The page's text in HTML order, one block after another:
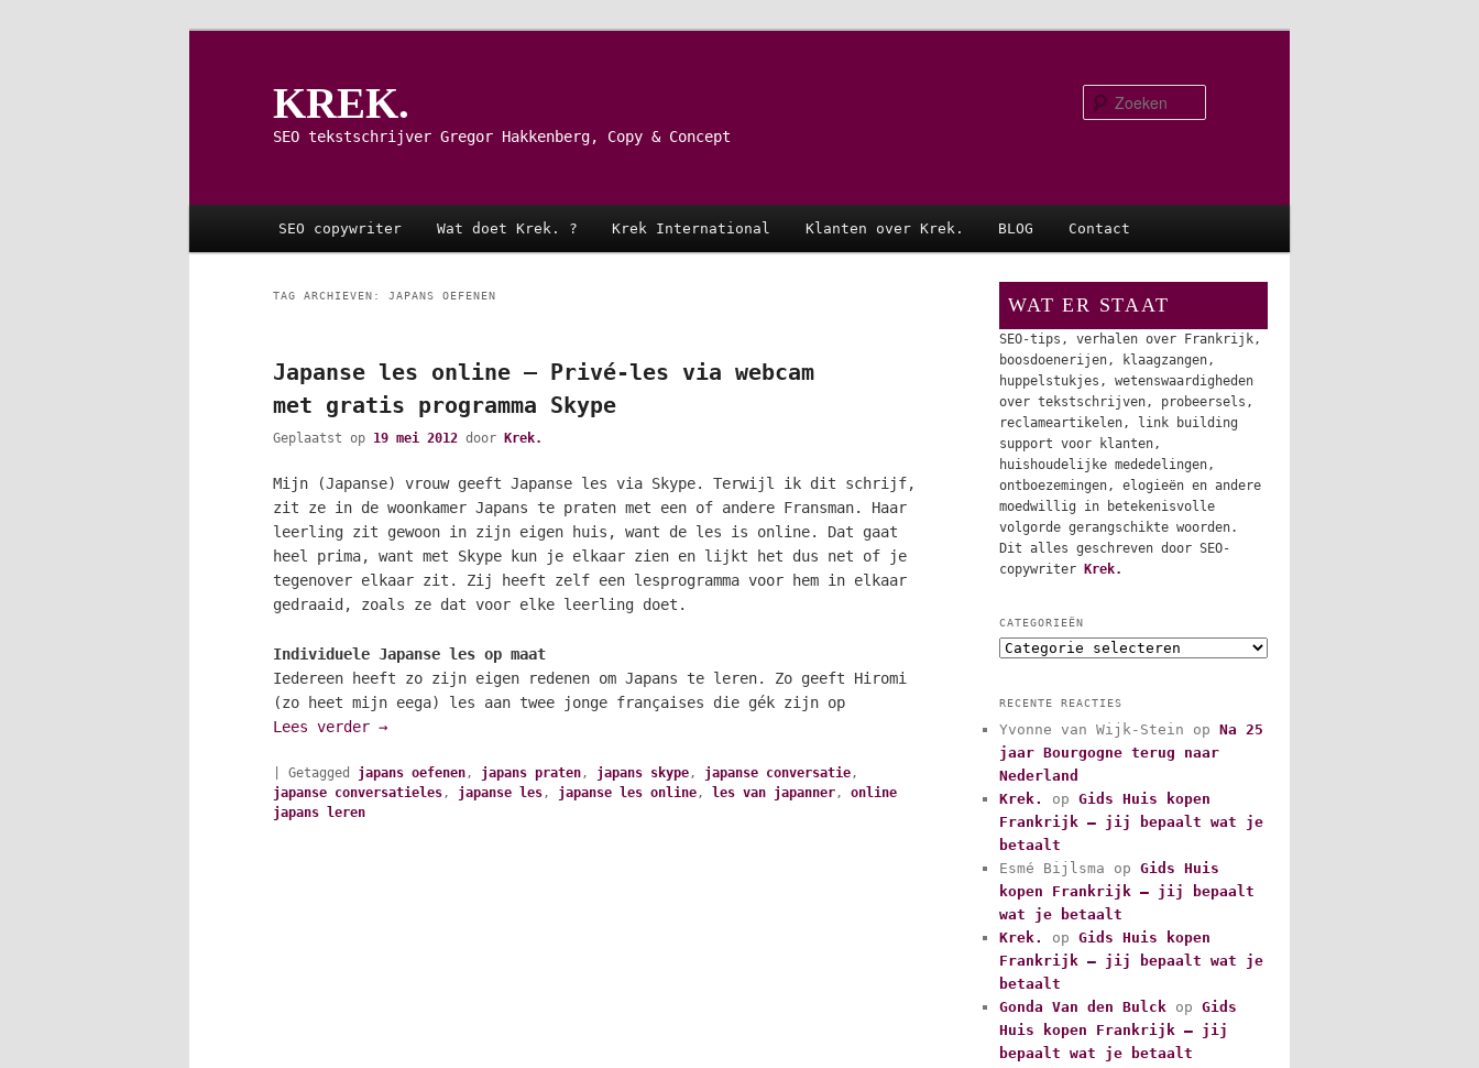
KREK.
SEO tekstschrijver Gregor Hakkenberg, Copy & Concept
SEO copywriter Wat doet Krek. ? Krek International Klanten over Krek. BLOG Contact
TAG ARCHIEVEN: JAPANS OEFENEN
Japanse les online – Privé-les via webcam
met gratis programma Skype
Geplaatst op 19 mei 2012 door Krek.
Mijn (Japanse) vrouw geeft Japanse les via Skype. Terwijl ik dit schrijf,
zit ze in de woonkamer Japans te praten met een of andere Fransman. Haar
leerling zit gewoon in zijn eigen huis, want de les is online. Dat gaat
heel prima, want met Skype kun je elkaar zien en lijkt het dus net of je
tegenover elkaar zit. Zij heeft zelf een lesprogramma voor hem in elkaar
gedraaid, zoals ze dat voor elke leerling doet.
Individuele Japanse les op maat
Iedereen heeft zo zijn eigen redenen om Japans te leren. Zo geeft Hiromi
(zo heet mijn eega) les aan twee jonge françaises die gék zijn op
Lees verder →
Getagged japans oefenen, japans praten, japans skype, japanse conversatie,
japanse conversatieles, japanse les, japanse les online, les van japanner, online
japans leren
WAT ER STAAT
SEO-tips, verhalen over Frankrijk,
boosdoenerijen, klaagzangen,
huppelstukjes, wetenswaardigheden
over tekstschrijven, probeersels,
reclameartikelen, link building
support voor klanten,
huishoudelijke mededelingen,
ontboezemingen, elogieën en andere
moedwillig in betekenisvolle
volgorde gerangschikte woorden.
Dit alles geschreven door SEO-
copywriter Krek.
CATEGORIEËN
C
e
g
o
r
i
e
ë
RECENTE REACTIES
Yvonne van Wijk-Stein op Na 25
jaar Bourgogne terug naar
Nederland
Krek.
op Gids Huis kopen
Frankrijk – jij bepaalt wat je
betaalt
Esmé Bijlsma op Gids Huis
kopen Frankrijk – jij bepaalt
wat je betaalt
Krek.
op Gids Huis kopen
Frankrijk – jij bepaalt wat je
betaalt
Gonda Van den Bulck op Gids
Huis kopen Frankrijk – jij
bepaalt wat je betaalt